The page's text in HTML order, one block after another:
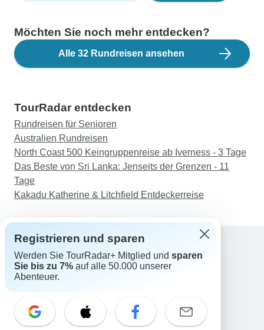
Möchten Sie noch mehr entdecken?
Alle 32 Rundreisen ansehen
TourRadar entdecken
Rundreisen für Senioren
Australien Rundreisen
North Coast 500 Keingruppenreise ab Iverness - 3 Tage
Das Beste von Sri Lanka: Jenseits der Grenzen - 11
Tage
Kakadu Katherine & Litchfield Entdeckerreise
Support
Kontakt
Schweiz +41 225 183 195
E-Mail: support@tourradar.com
Registrieren und sparen
Werden Sie TourRadar+ Mitglied und sparen
Sie bis zu 7% auf alle 50.000 unserer
Abenteuer.